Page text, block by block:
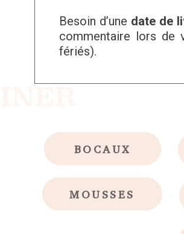
Besoin d’une date de
commentaire lors de
fériés).
BOCAUX
MOUSSES